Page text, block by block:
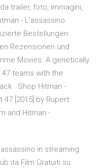
trailer, foto, immagini,
- L'assassino
Bestellungen
Rezensionen und
Movies. A genetically
teams with the
Shop Hitman -
47 [2015] by Rupert
and Hitman -
in streaming
ita.Film Gratuiti su